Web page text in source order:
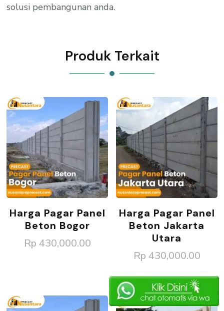
solusi pembangunan anda.
Produk Terkait
Harga Pagar Panel
Beton Bogor
Rp 430,000.00
Harga Pagar Panel
Beton Jakarta
Utara
Rp 430,000.00